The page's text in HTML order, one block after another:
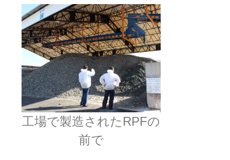
工場で製造されたRPFの
前で